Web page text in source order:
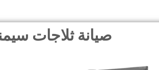
صيانة ثلاجات